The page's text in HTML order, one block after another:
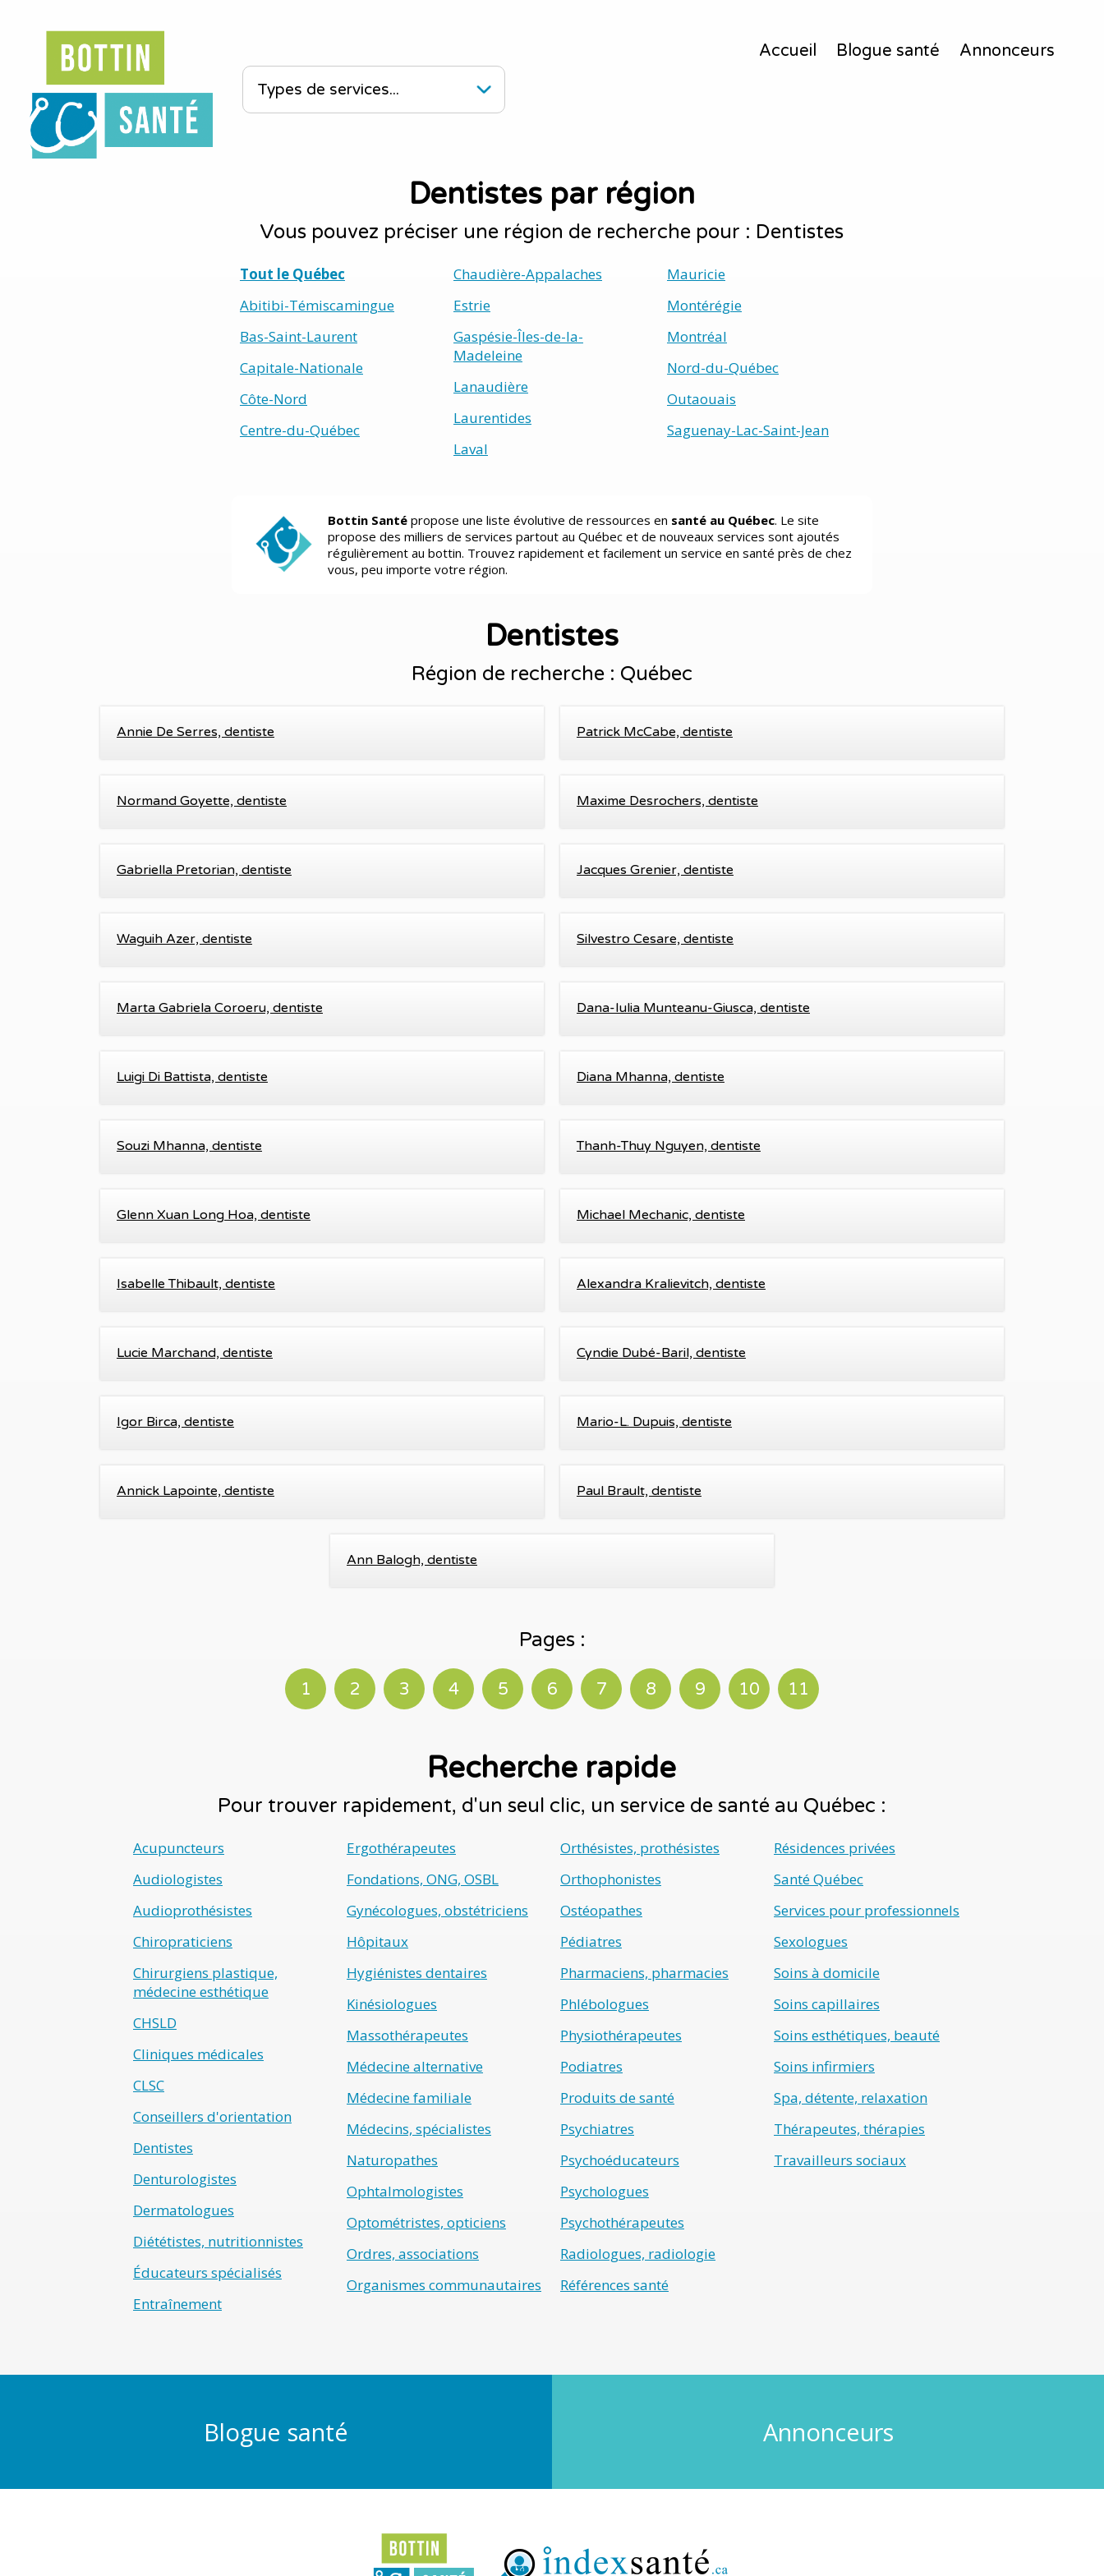
Accueil Blogue santé Annonceurs
Dentistes par région
Vous pouvez préciser une région de recherche pour : Dentistes
Tout le Québec
Abitibi-Témiscamingue
Bas-Saint-Laurent
Capitale-Nationale
Côte-Nord
Centre-du-Québec
Chaudière-Appalaches
Estrie
Gaspésie-Îles-de-la-
Madeleine
Lanaudière
Laurentides
Laval
Mauricie
Montérégie
Montréal
Nord-du-Québec
Outaouais
Saguenay-Lac-Saint-Jean
Bottin Santé propose une liste évolutive de ressources en santé au Québec. Le site
propose des milliers de services partout au Québec et de nouveaux services sont ajoutés
régulièrement au bottin. Trouvez rapidement et facilement un service en santé près de chez
vous, peu importe votre région.
Dentistes
Région de recherche : Québec
Annie De Serres, dentiste Patrick McCabe, dentiste
Normand Goyette, dentiste Maxime Desrochers, dentiste
Gabriella Pretorian, dentiste Jacques Grenier, dentiste
Waguih Azer, dentiste Silvestro Cesare, dentiste
Marta Gabriela Coroeru, dentiste Dana-Iulia Munteanu-Giusca, dentiste
Luigi Di Battista, dentiste Diana Mhanna, dentiste
Souzi Mhanna, dentiste Thanh-Thuy Nguyen, dentiste
Glenn Xuan Long Hoa, dentiste Michael Mechanic, dentiste
Isabelle Thibault, dentiste Alexandra Kralievitch, dentiste
Lucie Marchand, dentiste Cyndie Dubé-Baril, dentiste
Igor Birca, dentiste Mario-L. Dupuis, dentiste
Annick Lapointe, dentiste Paul Brault, dentiste
Ann Balogh, dentiste
Pages :
1 2 3 4 5 6 7 8 9 10 11
Recherche rapide
Pour trouver rapidement, d'un seul clic, un service de santé au Québec :
Acupuncteurs
Audiologistes
Audioprothésistes
Chiropraticiens
Chirurgiens plastique,
médecine esthétique
CHSLD
Cliniques médicales
CLSC
Conseillers d'orientation
Dentistes
Denturologistes
Dermatologues
Diététistes, nutritionnistes
Éducateurs spécialisés
Entraînement
Ergothérapeutes
Fondations, ONG, OSBL
Gynécologues, obstétriciens
Hôpitaux
Hygiénistes dentaires
Kinésiologues
Massothérapeutes
Médecine alternative
Médecine familiale
Médecins, spécialistes
Naturopathes
Ophtalmologistes
Optométristes, opticiens
Ordres, associations
Organismes communautaires
Orthésistes, prothésistes
Orthophonistes
Ostéopathes
Pédiatres
Pharmaciens, pharmacies
Phlébologues
Physiothérapeutes
Podiatres
Produits de santé
Psychiatres
Psychoéducateurs
Psychologues
Psychothérapeutes
Radiologues, radiologie
Références santé
Résidences privées
Santé Québec
Services pour professionnels
Sexologues
Soins à domicile
Soins capillaires
Soins esthétiques, beauté
Soins infirmiers
Spa, détente, relaxation
Thérapeutes, thérapies
Travailleurs sociaux
Blogue santé Annonceurs